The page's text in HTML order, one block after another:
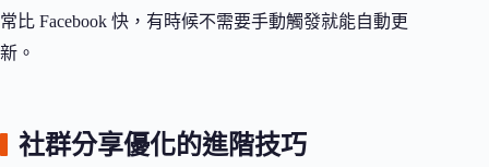
常比 Facebook 快，有時候不需要手動觸發就能自動更
新。
社群分享優化的進階技巧